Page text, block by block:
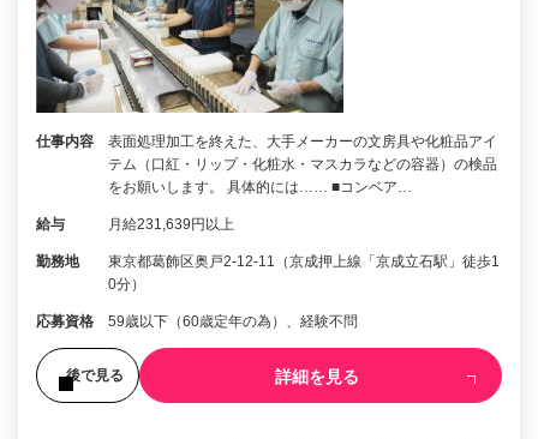
仕事内容
表面処理加工を終えた、大手メーカーの文房具や化粧品アイ
テム（口紅・リップ・化粧水・マスカラなどの容器）の検品
をお願いします。 具体的には…… ■コンベア…
給与 月給231,639円以上
勤務地
東京都葛飾区奥戸2-12-11（京成押上線「京成立石駅」徒歩1
0分）
応募資格 59歳以下（60歳定年の為）、経験不問
後で見る 詳細を見る